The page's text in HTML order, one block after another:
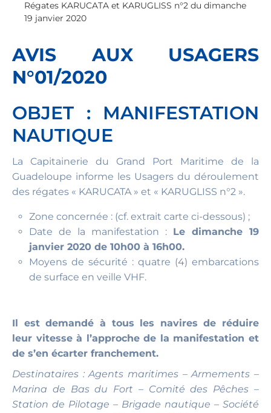
Régates KARUCATA et KARUGLISS n°2 du dimanche
19 janvier 2020
AVIS AUX USAGERS
N°01/2020
OBJET : MANIFESTATION
NAUTIQUE
La Capitainerie du Grand Port Maritime de la
Guadeloupe informe les Usagers du déroulement
des régates « KARUCATA » et « KARUGLISS n°2 ».
Zone concernée : (cf. extrait carte ci-dessous) ;
Date de la manifestation : Le dimanche 19
janvier 2020 de 10h00 à 16h00.
Moyens de sécurité : quatre (4) embarcations
de surface en veille VHF.
Il est demandé à tous les navires de réduire
leur vitesse à l’approche de la manifestation et
de s’en écarter franchement.
Destinataires : Agents maritimes – Armements –
Marina de Bas du Fort – Comité des Pêches –
Station de Pilotage – Brigade nautique – Société